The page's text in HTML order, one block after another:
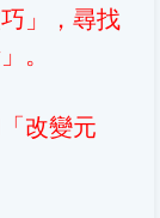
」，尋找
。
改變元